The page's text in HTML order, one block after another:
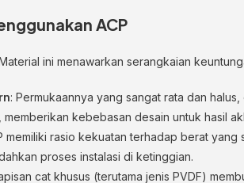
ACP
ini menawarkan serangkaian
: Permukaannya yang sangat rata dan
kebebasan desain untuk hasil
memiliki rasio kekuatan terhadap berat
proses instalasi di ketinggian.
cat khusus (terutama jenis PVDF)